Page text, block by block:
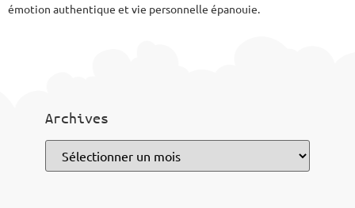
émotion authentique et vie personnelle épanouie.
Archives